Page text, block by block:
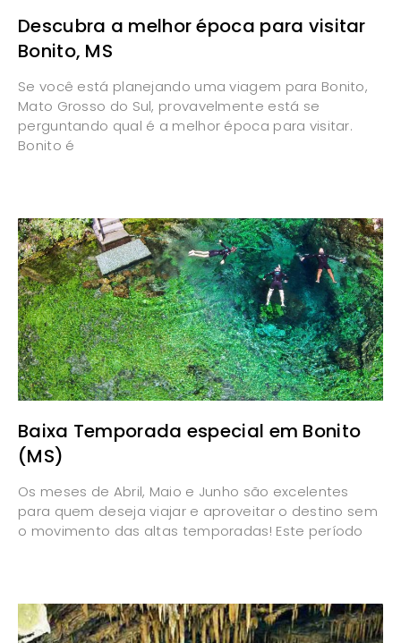
Descubra a melhor época para visitar
Bonito, MS
Se você está planejando uma viagem para Bonito,
Mato Grosso do Sul, provavelmente está se
perguntando qual é a melhor época para visitar.
Bonito é
Baixa Temporada especial em Bonito
(MS)
Os meses de Abril, Maio e Junho são excelentes
para quem deseja viajar e aproveitar o destino sem
o movimento das altas temporadas! Este período